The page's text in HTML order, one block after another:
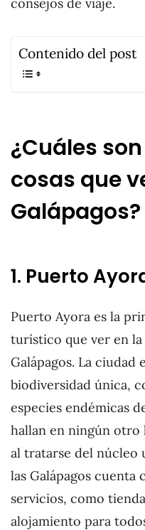
consejos de viaje.
Contenido del post
¿Cuáles
cosas que
Galápagos?
1. Puerto
Puerto Ayora es la
turístico que ver en la
Galápagos. La ciudad
biodiversidad única,
especies endémicas
hallan en ningún otro
al tratarse del núcleo
las Galápagos cuenta
servicios, como
alojamiento para